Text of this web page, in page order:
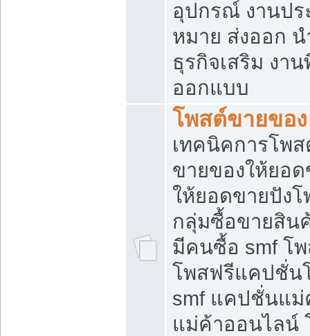
อุปกรณ์ งานป
หมาย ส่งออก น
ธุรกิจเสริม งา
ออกแบบ
โพสต์ขายของ
เทคนิคการโพ
ขายของให้ยอ
ให้ยอดขายปัง
กลุ่มซื้อขายสิน
มีคนซื้อ smf โ
โพสฟรีแคปชั่น
smf แคปชั่นแ
แม่ค้าออนไลน์